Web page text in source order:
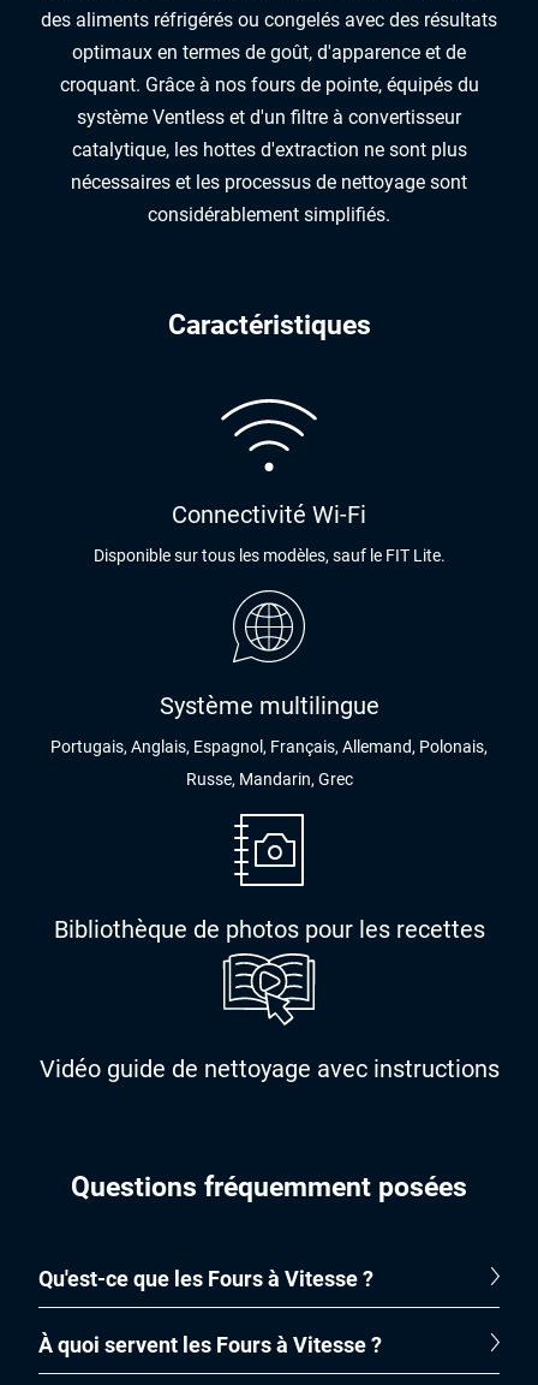
des aliments réfrigérés ou congelés avec des résultats
optimaux en termes de goût, d'apparence et de
croquant. Grâce à nos fours de pointe, équipés du
système Ventless et d'un filtre à convertisseur
catalytique, les hottes d'extraction ne sont plus
nécessaires et les processus de nettoyage sont
considérablement simplifiés.
Caractéristiques
Connectivité Wi-Fi
Disponible sur tous les modèles, sauf le FIT Lite.
Système multilingue
Portugais, Anglais, Espagnol, Français, Allemand, Polonais,
Russe, Mandarin, Grec
Bibliothèque de photos pour les recettes
Vidéo guide de nettoyage avec instructions
Questions fréquemment posées
Qu'est-ce que les Fours à Vitesse ?
À quoi servent les Fours à Vitesse ?